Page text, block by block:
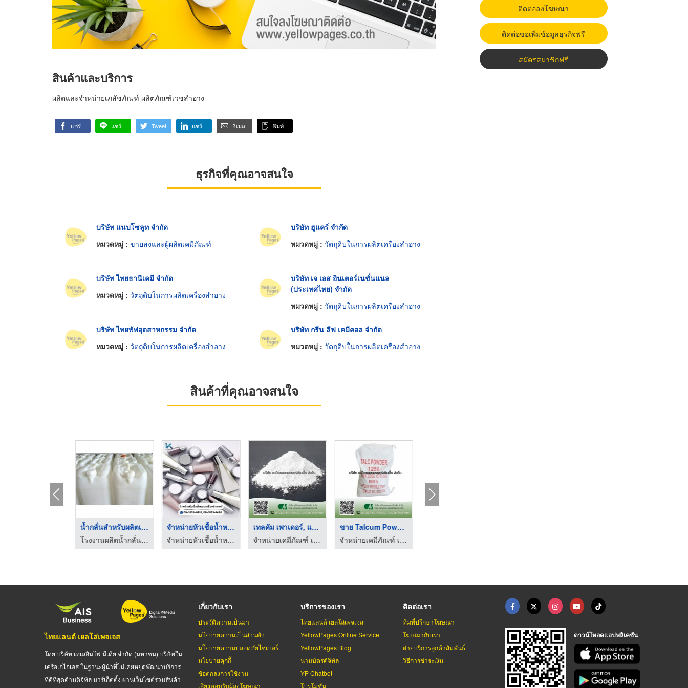
สินค้าและบริการ
ผลิตและจำหน่ายเภสัชภัณฑ์ ผลิตภัณฑ์เวชสำอาง
แชร์ แชร์ Tweet แชร์ อีเมล พิมพ์
ธุรกิจที่คุณอาจสนใจ
บริษัท แนบโซลูท จำกัด
หมวดหมู่ : ขายส่งและผู้ผลิตเคมีภัณฑ์
บริษัท ฮูแคร์ จำกัด
หมวดหมู่ : วัตถุดิบในการผลิตเครื่องสำอาง
บริษัท ไทยธานีเคมี จำกัด
หมวดหมู่ : วัตถุดิบในการผลิตเครื่องสำอาง
บริษัท เจ เอส อินเตอร์เนชั่นแนล
(ประเทศไทย) จำกัด
หมวดหมู่ : วัตถุดิบในการผลิตเครื่องสำอาง
บริษัท ไทยพัฟอุตสาหกรรม จำกัด
หมวดหมู่ : วัตถุดิบในการผลิตเครื่องสำอาง
บริษัท กรีน ลีฟ เคมีคอล จำกัด
หมวดหมู่ : วัตถุดิบในการผลิตเครื่องสำอาง
สินค้าที่คุณอาจสนใจ
น้ำกลั่นสำหรับผลิตเค ...
โรงงานผลิตน้ำกลั่น - นวนที
จำหน่ายหัวเชื้อน้ำหอ ...
จำหน่ายหัวเชื้อน้ำหอม-คูโดส
เทลคัม เพาเดอร์, แป้ ...
จำหน่ายเคมีภัณฑ์ เคมีแหลมทองมาร์เกตติ้ง
ขาย Talcum Powder 12 ...
จำหน่ายเคมีภัณฑ์ เคมีแหลมทองมาร์เกตติ้ง
ติดต่อลงโฆษณา
ติดต่อขอเพิ่มข้อมูลธุรกิจฟรี
สมัครสมาชิกฟรี
ไทยแลนด์ เยลโล่เพจเจส
โดย บริษัท เทเลอินโฟ มีเดีย จำกัด (มหาชน) บริษัทใน
เครือเอไอเอส ในฐานะผู้นำที่ไม่เคยหยุดพัฒนาบริการ
ที่ดีที่สุดด้านดิจิทัล มาร์เก็ตติ้ง ผ่านเว็บไซต์รวมสินค้า
เกี่ยวกับเรา
ประวัติความเป็นมา
นโยบายความเป็นส่วนตัว
นโยบายความปลอดภัยไซเบอร์
นโยบายคุกกี้
ข้อตกลงการใช้งาน
เสียงตอบรับผู้ลงโฆษณา
บริการของเรา
ไทยแลนด์ เยลโล่เพจเจส
YellowPages Online Service
YellowPages Blog
นามบัตรดิจิทัล
YP Chatbot
โปรโมชั่น
ติดต่อเรา
ทีมที่ปรึกษาโฆษณา
โฆษณากับเรา
ฝ่ายบริการลูกค้าสัมพันธ์
วิธีการชำระเงิน
ดาวน์โหลดแอปพลิเคชัน